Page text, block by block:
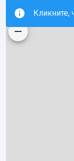
Кликните,